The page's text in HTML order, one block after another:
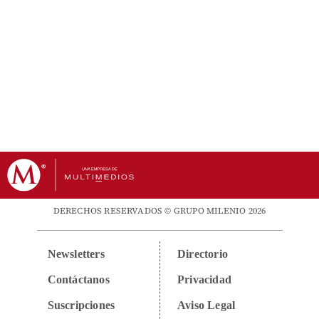
DERECHOS RESERVADOS © GRUPO MILENIO 2026
Newsletters
Contáctanos
Suscripciones
Directorio
Privacidad
Aviso Legal